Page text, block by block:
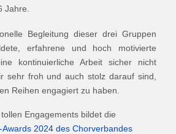
Jahre.
Begleitung dieser drei Gruppen
erfahrene und hoch motivierte
kontinuierliche Arbeit sicher nicht
sehr froh und auch stolz darauf sind,
Reihen engagiert zu haben.
Engagements bildet die
Awards 2024 des Chorverbandes